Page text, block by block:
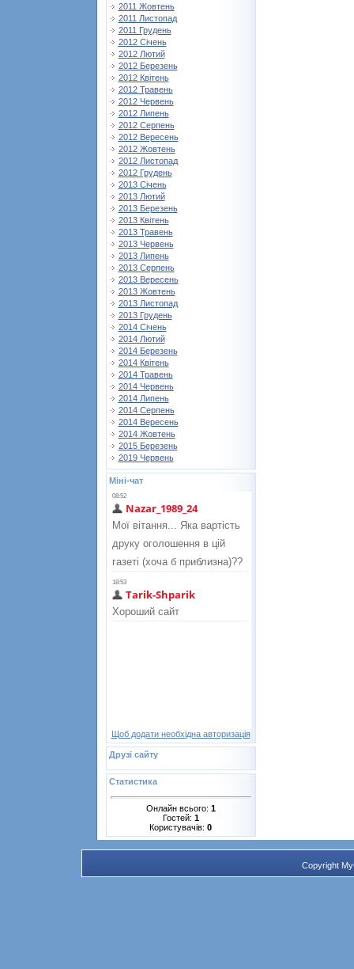
2011 Жовтень
2011 Листопад
2011 Грудень
2012 Січень
2012 Лютий
2012 Березень
2012 Квітень
2012 Травень
2012 Червень
2012 Липень
2012 Серпень
2012 Вересень
2012 Жовтень
2012 Листопад
2012 Грудень
2013 Січень
2013 Лютий
2013 Березень
2013 Квітень
2013 Травень
2013 Червень
2013 Липень
2013 Серпень
2013 Вересень
2013 Жовтень
2013 Листопад
2013 Грудень
2014 Січень
2014 Лютий
2014 Березень
2014 Квітень
2014 Травень
2014 Червень
2014 Липень
2014 Серпень
2014 Вересень
2014 Жовтень
2015 Березень
2019 Червень
Міні-чат
Щоб додати необхідна авторизація
Друзі сайту
Статистика
Онлайн всього: 1
Гостей: 1
Користувачів: 0
Copyright